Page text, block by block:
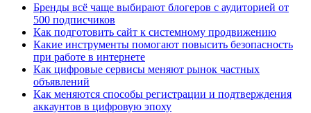
Бренды всё чаще выбирают блогеров с аудиторией от
500 подписчиков
Как подготовить сайт к системному продвижению
Какие инструменты помогают повысить безопасность
при работе в интернете
Как цифровые сервисы меняют рынок частных
объявлений
Как меняются способы регистрации и подтверждения
аккаунтов в цифровую эпоху